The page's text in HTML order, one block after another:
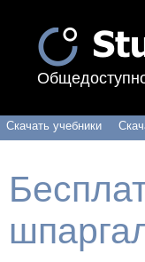
Скачать учебники